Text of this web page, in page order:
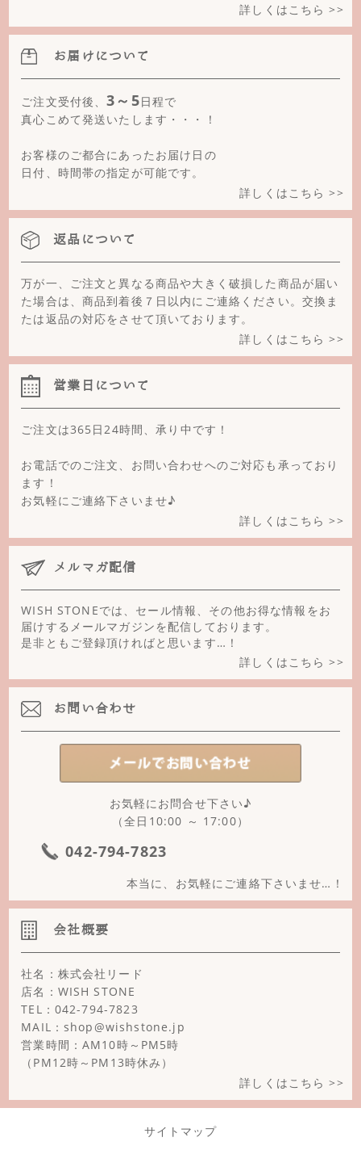
詳しくはこちら >>
お届けについて
ご注文受付後、3～5日程で
真心こめて発送いたします・・・！
お客様のご都合にあったお届け日の
日付、時間帯の指定が可能です。
詳しくはこちら >>
返品について
万が一、ご注文と異なる商品や大きく破損した商品が届い
た場合は、商品到着後７日以内にご連絡ください。交換ま
たは返品の対応をさせて頂いております。
詳しくはこちら >>
営業日について
ご注文は365日24時間、承り中です！
お電話でのご注文、お問い合わせへのご対応も承っており
ます！
お気軽にご連絡下さいませ♪
詳しくはこちら >>
メルマガ配信
WISH STONEでは、セール情報、その他お得な情報をお
届けするメールマガジンを配信しております。
是非ともご登録頂ければと思います…！
詳しくはこちら >>
お問い合わせ
お気軽にお問合せ下さい♪
（全日10:00 ～ 17:00）
042-794-7823
本当に、お気軽にご連絡下さいませ…！
会社概要
社名：株式会社リード
店名：WISH STONE
TEL：042-794-7823
MAIL：shop@wishstone.jp
営業時間：AM10時～PM5時
（PM12時～PM13時休み）
詳しくはこちら >>
サイトマップ